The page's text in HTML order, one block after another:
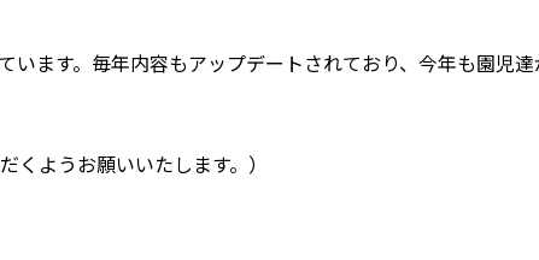
ます。毎年内容もアップデートされており、今年も園児
くようお願いいたします。）